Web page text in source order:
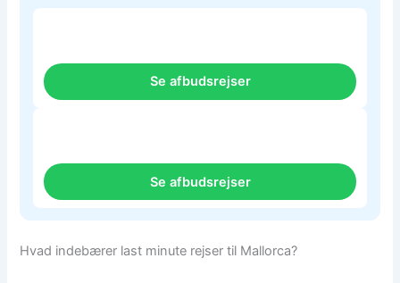
Se afbudsrejser
Se afbudsrejser
Hvad indebærer last minute rejser til Mallorca?